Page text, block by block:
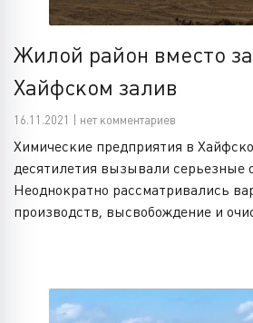
Жилой район вместо
Хайфском залив
16.11.2021 | нет комментариев
Химические предприятия в
десятилетия вызывали серьезные
Неоднократно рассматривались
производств, высвобождение и